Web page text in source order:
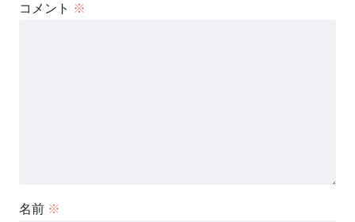
コメント ※
名前 ※